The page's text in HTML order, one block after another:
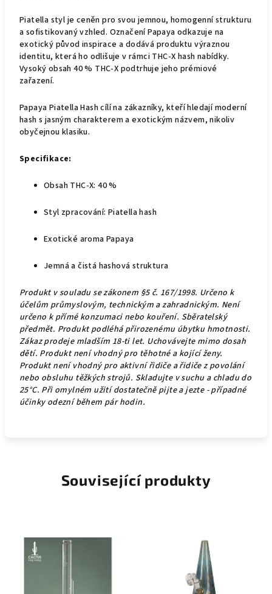
Piatella styl je ceněn pro svou jemnou, homogenní strukturu
a sofistikovaný vzhled. Označení Papaya odkazuje na
exotický původ inspirace a dodává produktu výraznou
identitu, která ho odlišuje v rámci THC-X hash nabídky.
Vysoký obsah 40 % THC-X podtrhuje jeho prémiové
zařazení.
Papaya Piatella Hash cílí na zákazníky, kteří hledají moderní
hash s jasným charakterem a exotickým názvem, nikoliv
obyčejnou klasiku.
Specifikace:
Obsah THC-X: 40 %
Styl zpracování: Piatella hash
Exotické aroma Papaya
Jemná a čistá hashová struktura
Produkt v souladu se zákonem §5 č. 167/1998. Určeno k
účelům průmyslovým, technickým a zahradnickým. Není
určeno k přímé konzumaci nebo kouření. Sběratelský
předmět. Produkt podléhá přirozenému úbytku hmotnosti.
Zákaz prodeje mladším 18-ti let. Uchovávejte mimo dosah
dětí. Produkt není vhodný pro těhotné a kojící ženy.
Produkt není vhodný pro aktivní řidiče a řidiče z povolání
nebo obsluhu těžkých strojů. Skladujte v suchu a chladu do
25°C. Při omylném užití dostatečně pijte a jezte - případné
účinky odezní během pár hodin.
Související produkty